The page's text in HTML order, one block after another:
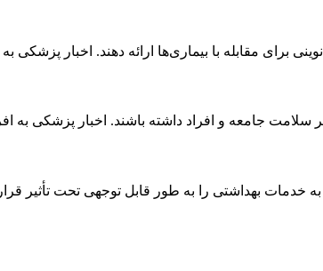
برای مقابله با بیماری‌ها ارائه دهند. اخبار
بر سلامت جامعه و افراد داشته باشند. اخبار
بهداشتی را به طور قابل توجهی تحت تأثیر